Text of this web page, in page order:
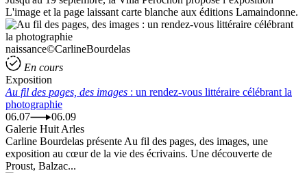
L'image et la page laissant carte blanche aux éditions Lamaindonne.
naissance©CarlineBourdelas
En cours
Exposition
Au fil des pages, des images : un rendez-vous littéraire célébrant la
photographie
06.07
06.09
Galerie Huit Arles
Carline Bourdelas présente Au fil des pages, des images, une
exposition au cœur de la vie des écrivains. Une découverte de
Proust, Balzac...